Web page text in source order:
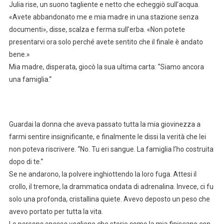
Julia rise, un suono tagliente e netto che echeggiò sull’acqua.
«Avete abbandonato me e mia madre in una stazione senza
documenti», disse, scalza e ferma sull’erba. «Non potete
presentarvi ora solo perché avete sentito che il finale è andato
bene.»
Mia madre, disperata, giocò la sua ultima carta: “Siamo ancora
una famiglia.”
Guardai la donna che aveva passato tutta la mia giovinezza a
farmi sentire insignificante, e finalmente le dissi la verità che lei
non poteva riscrivere. “No. Tu eri sangue. La famiglia l’ho costruita
dopo di te.”
Se ne andarono, la polvere inghiottendo la loro fuga. Attesi il
crollo, il tremore, la drammatica ondata di adrenalina. Invece, ci fu
solo una profonda, cristallina quiete. Avevo deposto un peso che
avevo portato per tutta la vita.